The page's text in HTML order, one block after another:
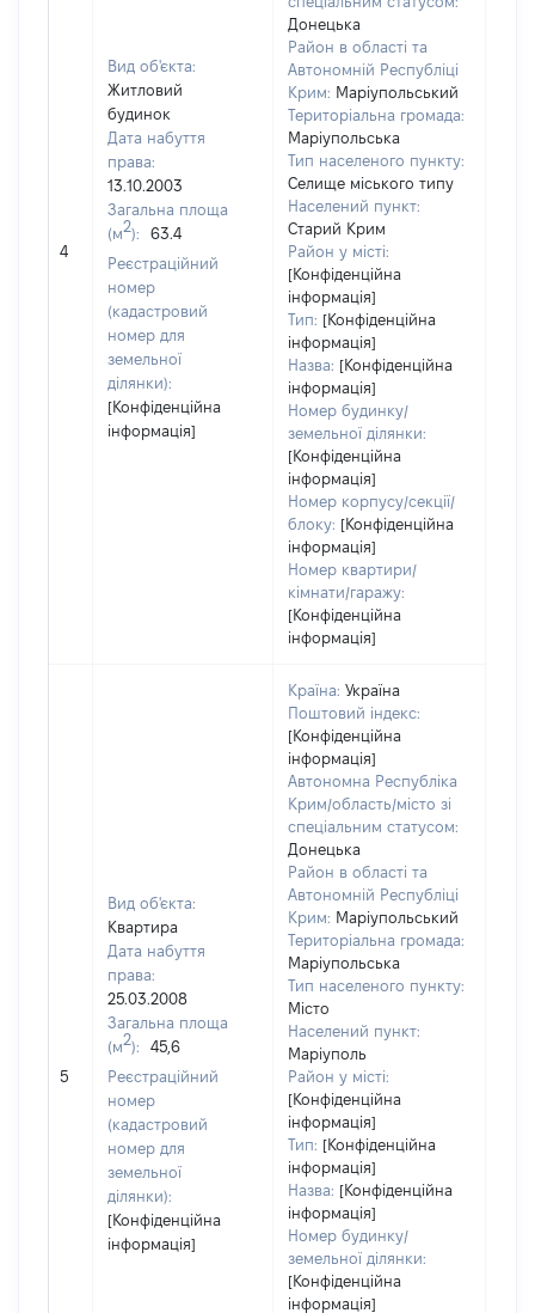
4
Вид об'єкта:
Житловий
будинок
Дата набуття
права:
13.10.2003
Загальна площа
(м2):
63.4
Реєстраційний
номер
(кадастровий
номер для
земельної
ділянки):
[Конфіденційна
інформація]
Донецька
Район в області та
Автономній Республіці
Крим: Маріупольський
Територіальна громада:
Маріупольська
Тип населеного пункту:
Селище міського типу
Населений пункт:
Старий Крим
Район у місті:
[Конфіденційна
інформація]
Тип: [Конфіденційна
інформація]
Назва: [Конфіденційна
інформація]
Номер будинку/
земельної ділянки:
[Конфіденційна
інформація]
Номер корпусу/секції/
блоку: [Конфіденційна
інформація]
Номер квартири/
кімнати/гаражу:
[Конфіденційна
інформація]
5
Вид об'єкта:
Квартира
Дата набуття
права:
25.03.2008
Загальна площа
(м2):
45,6
Реєстраційний
номер
(кадастровий
номер для
земельної
ділянки):
[Конфіденційна
інформація]
Країна: Україна
Поштовий індекс:
[Конфіденційна
інформація]
Автономна Республіка
Крим/область/місто зі
спеціальним статусом:
Донецька
Район в області та
Автономній Республіці
Крим: Маріупольський
Територіальна громада:
Маріупольська
Тип населеного пункту:
Місто
Населений пункт:
Маріуполь
Район у місті:
[Конфіденційна
інформація]
Тип: [Конфіденційна
інформація]
Назва: [Конфіденційна
інформація]
Номер будинку/
земельної ділянки:
[Конфіденційна
інформація]